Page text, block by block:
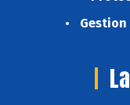
Gestion